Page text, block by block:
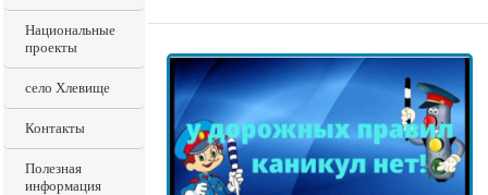
Национальные
проекты
село Хлевище
Контакты
Полезная
информация